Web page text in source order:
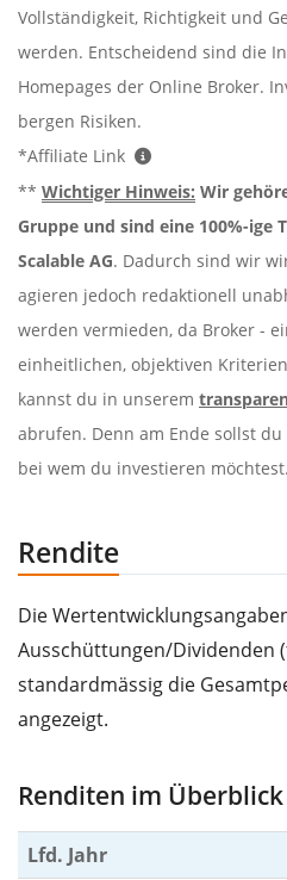
Vollständigkeit, Richtigkeit und
werden. Entscheidend sind die
Homepages der Online Broker.
bergen Risiken.
*Affiliate Link
** Wichtiger Hinweis: Wir
Gruppe und sind eine 100%-ige
Scalable AG. Dadurch sind wir
agieren jedoch redaktionell
werden vermieden, da Broker -
einheitlichen, objektiven
kannst du in unserem
abrufen. Denn am Ende sollst
bei wem du investieren möchtest.
Rendite
Die
Ausschüttungen/Dividenden
standardmässig die
angezeigt.
Renditen im Überblick
Lfd. Jahr